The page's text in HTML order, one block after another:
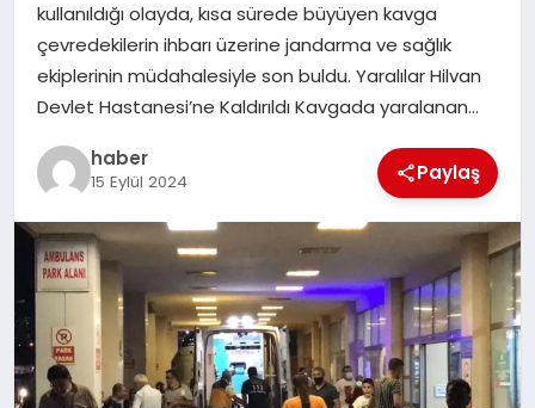
kullanıldığı olayda, kısa sürede büyüyen kavga
çevredekilerin ihbarı üzerine jandarma ve sağlık
ekiplerinin müdahalesiyle son buldu. Yaralılar Hilvan
Devlet Hastanesi’ne Kaldırıldı Kavgada yaralanan…
haber
15 Eylül 2024 Paylaş